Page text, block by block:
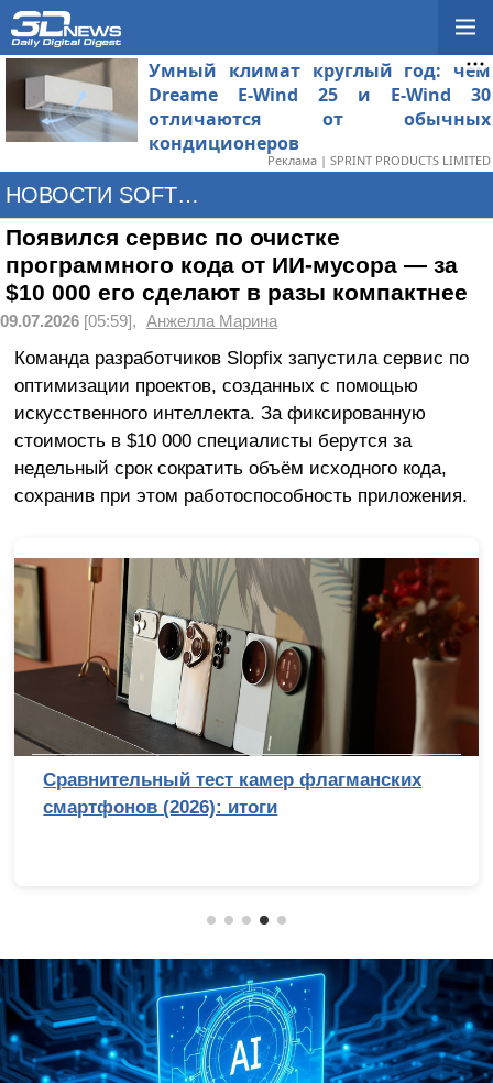
Умный климат круглый год: чем
Dreame E-Wind 25 и E-Wind 30
отличаются от обычных
кондиционеров
Реклама | SPRINT PRODUCTS LIMITED
НОВОСТИ SOFTWARE
Появился сервис по очистке
программного кода от ИИ-мусора — за
$10 000 его сделают в разы компактнее
09.07.2026 [05:59], Анжелла Марина
Команда разработчиков Slopfix запустила сервис по
оптимизации проектов, созданных с помощью
искусственного интеллекта. За фиксированную
стоимость в $10 000 специалисты берутся за
недельный срок сократить объём исходного кода,
сохранив при этом работоспособность приложения.
Сравнительный тест камер флагманских
смартфонов (2026): итоги